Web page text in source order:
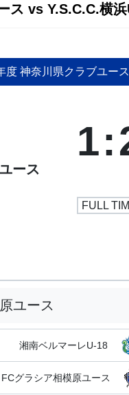
ス vs Y.S.C.C.横
度 神奈川県クラブユー
ース
1:
FULL
ユース
湘南ベルマーレU-18
FCグラシア相模原ユース